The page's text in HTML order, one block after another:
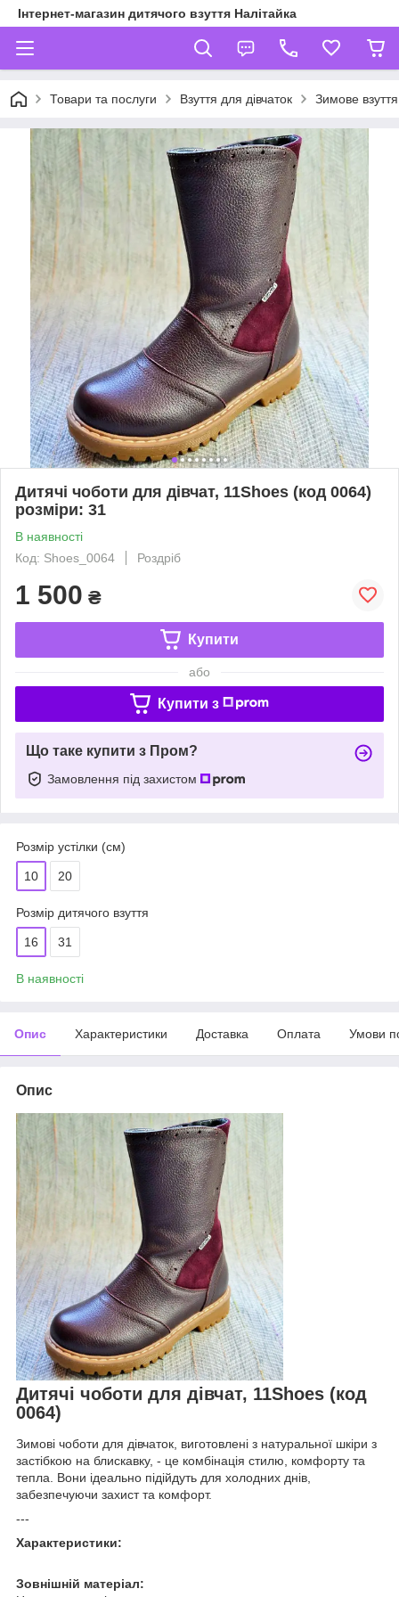
Інтернет-магазин дитячого взуття Налітайка
Товари та послуги Взуття для дівчаток Зимове
Дитячі чоботи для дівчат, 11Shoes (код 0064)
розміри: 31
В наявності
Код: Shoes_0064
Роздріб
1 500 ₴
Купити
або
Купити з
Що таке купити з Пром?
Замовлення під захистом
Розмір устілки (см)
10 20
Розмір дитячого взуття
16 31
В наявності
Опис Характеристики Доставка Оплата Умови
Опис
Дитячі чоботи для дівчат, 11Shoes (код
0064)
Зимові чоботи для дівчаток, виготовлені з натуральної шкіри з
застібкою на блискавку, - це комбінація стилю, комфорту та
тепла. Вони ідеально підійдуть для холодних днів,
забезпечуючи захист та комфорт.
---
Характеристики:
Зовнішній матеріал: